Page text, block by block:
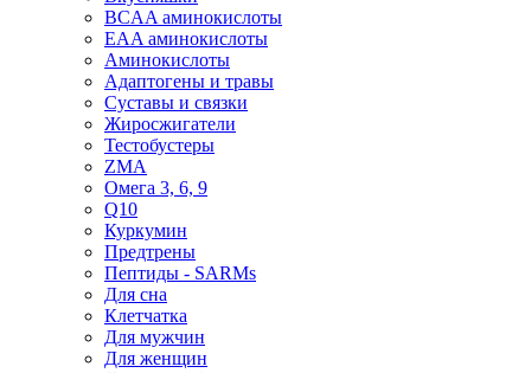
BCAA аминокислоты
EAA аминокислоты
Аминокислоты
Адаптогены и травы
Суставы и связки
Жиросжигатели
Тестобустеры
ZMA
Омега 3, 6, 9
Q10
Куркумин
Предтрены
Пептиды - SARMs
Для сна
Клетчатка
Для мужчин
Для женщин